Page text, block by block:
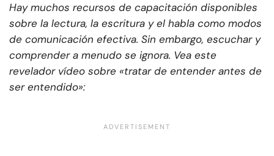
Hay muchos recursos de capacitación disponibles
sobre la lectura, la escritura y el habla como modos
de comunicación efectiva. Sin embargo, escuchar y
comprender a menudo se ignora. Vea este
revelador vídeo sobre «tratar de entender antes de
ser entendido»: